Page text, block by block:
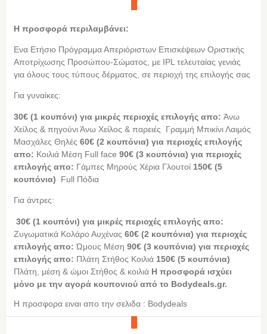
Η προσφορά περιλαμβάνει:
Ενα Ετήσιο Πρόγραμμα Απεριόριστων Επισκέψεων Οριστικής
Αποτρίχωσης Προσώπου-Σώματος, με IPL τελευταίας γενιάς
για όλους τους τύπους δέρματος, σε περιοχή της επιλογής σας
Για γυναίκες:
30€ (1 κουπόνι) για μικρές περιοχές επιλογής απο: Άνω
Χείλος & πηγούνι Άνω Χείλος & παρειές Γραμμή Μπικίνι Λαιμός
Μασχάλες Θηλές 60€ (2 κουπόνια) για περιοχές επιλογής
απο: Κοιλιά Μέση Full face 90€ (3 κουπόνια) για περιοχές
επιλογής απο: Γάμπες Μηρούς Χέρια Γλουτοί 150€ (5
κουπόνια)
Full Πόδια
Για άντρες:
30€ (1 κουπόνι) για μικρές περιοχές επιλογής απο:
Ζυγωματικά Κολάρο Αυχένας 60€ (2 κουπόνια) για περιοχές
επιλογής απο: Ώμους Μέση 90€ (3 κουπόνια) για περιοχές
επιλογής απο: Πλάτη Στήθος Κοιλιά 150€ (5 κουπόνια)
Πλάτη, μέση & ώμοι Στήθος & κοιλιά Η προσφορά ισχύει
μόνο με την αγορά κουπονιού από τo Bodydeals.gr.
Η προσφορα ειναι απο την σελιδα : Bodydeals